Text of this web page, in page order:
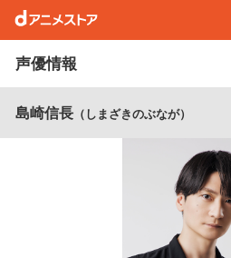
声優情報
島崎信長（しまざきのぶなが）